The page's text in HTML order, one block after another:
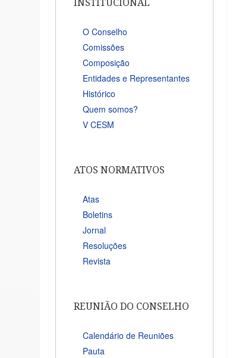
INSTITUCIONAL
O Conselho
Comissões
Composição
Entidades e Representantes
Histórico
Quem somos?
V CESM
ATOS NORMATIVOS
Atas
Boletins
Jornal
Resoluções
Revista
REUNIÃO DO CONSELHO
Calendário de Reuniões
Pauta